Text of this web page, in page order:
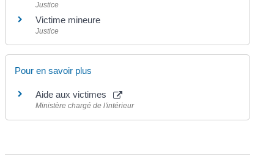
Justice
Victime mineure
Justice
Pour en savoir plus
Aide aux victimes
Ministère chargé de l'intérieur